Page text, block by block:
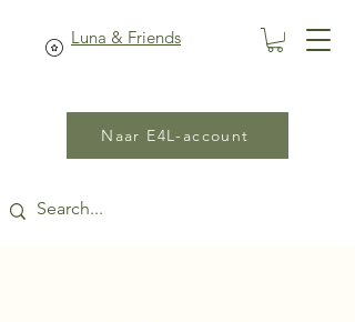
Luna & Friends
Naar E4L-account